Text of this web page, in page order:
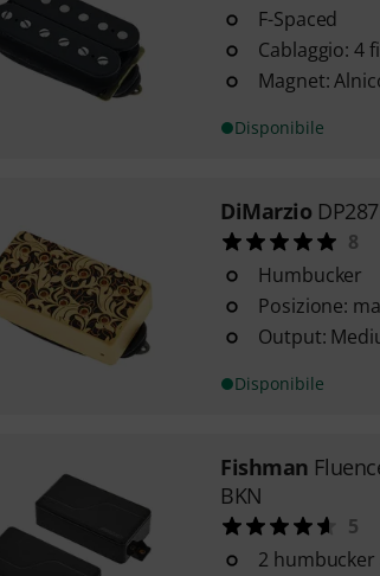
F-Spaced
Cablaggio: 4
Magnet:
Disponibile
DiMarzio
8
Humbucker
Posizione:
Output:
Disponibile
Fishman
BKN
5
2